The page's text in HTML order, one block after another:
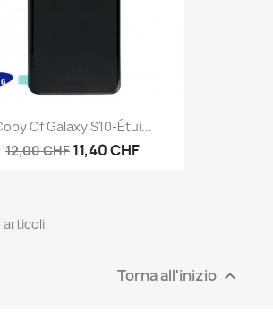
Of Galaxy S10-Étui...
12,00 CHF 11,40 CHF
articoli
Torna all'inizio 